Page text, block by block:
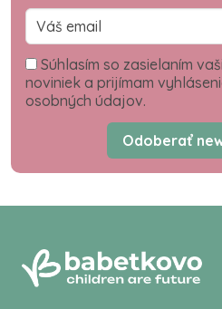
Súhlasím so zasielaním
noviniek a prijímam
osobných údajov.
Odoberať